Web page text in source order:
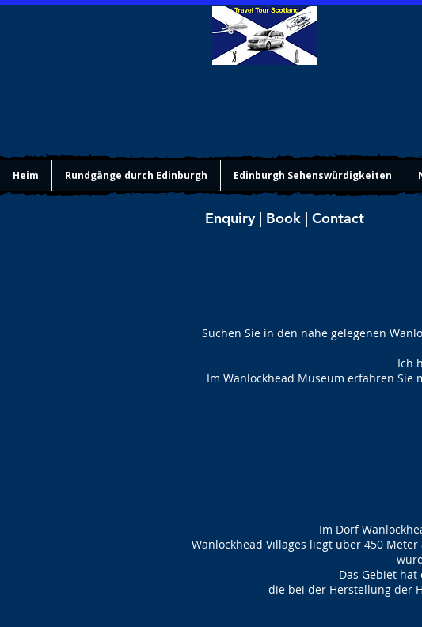
Heim Rundgänge durch Edinburgh Edinburgh Sehenswürdigkeiten
Enquiry | Book | Contact
Suchen Sie in den nahe gelegenen
Ich
Im Wanlockhead Museum erfahren
Im Dorf
Wanlockhead Villages liegt über 450
Das Gebiet
die bei der Herstellung der